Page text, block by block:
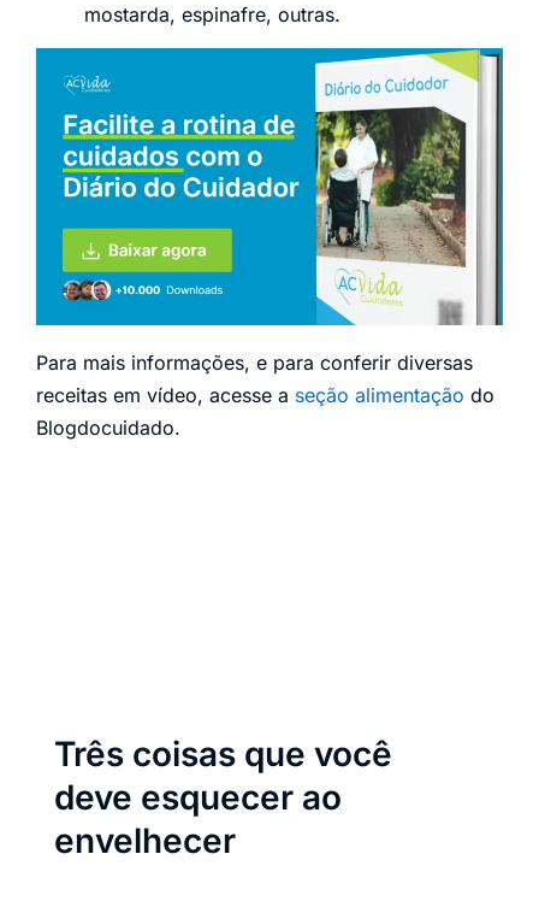
mostarda, espinafre, outras.
Para mais informações, e para conferir diversas
receitas em vídeo, acesse a seção alimentação do
Blogdocuidado.
Três coisas que você
deve esquecer ao
envelhecer